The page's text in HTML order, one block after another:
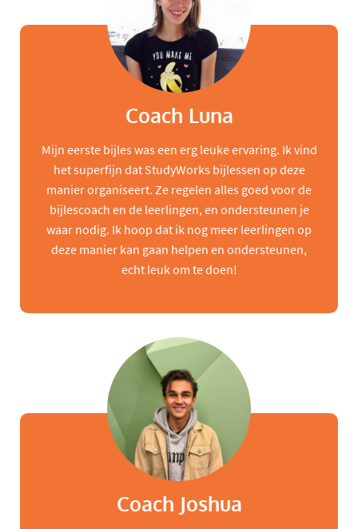
Coach Luna
Mijn eerste bijles was een erg leuke ervaring. Ik vind
het superfijn dat StudyWorks bijlessen op deze
manier organiseert. Ze regelen alles goed voor de
bijlescoach en de leerlingen, en ondersteunen je
waar nodig. Ik hoop dat ik nog meer leerlingen op
deze manier kan gaan helpen en ondersteunen,
echt leuk om te doen!
Coach Joshua